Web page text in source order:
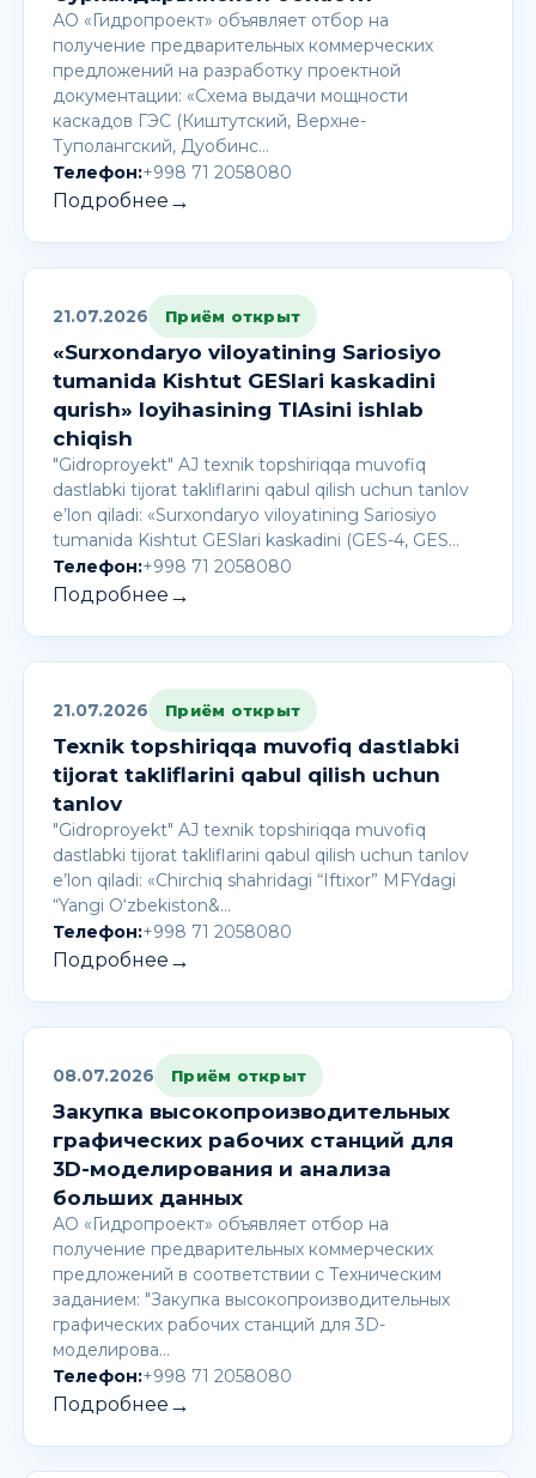
АО «Гидропроект» объявляет отбор на
получение предварительных коммерческих
предложений на разработку проектной
документации: «Схема выдачи мощности
каскадов ГЭС (Киштутский, Верхне-
Туполангский, Дуобинс…
Телефон:+998 71 2058080
Подробнее →
21.07.2026 Приём открыт
«Surxondaryo viloyatining Sariosiyo
tumanida Kishtut GESlari kaskadini
qurish» loyihasining TIAsini ishlab
chiqish
"Gidroproyekt" AJ texnik topshiriqqa muvofiq
dastlabki tijorat takliflarini qabul qilish uchun tanlov
e’lon qiladi: «Surxondaryo viloyatining Sariosiyo
tumanida Kishtut GESlari kaskadini (GES-4, GES…
Телефон:+998 71 2058080
Подробнее →
21.07.2026 Приём открыт
Texnik topshiriqqa muvofiq dastlabki
tijorat takliflarini qabul qilish uchun
tanlov
"Gidroproyekt" AJ texnik topshiriqqa muvofiq
dastlabki tijorat takliflarini qabul qilish uchun tanlov
e’lon qiladi: «Chirchiq shahridagi “Iftixor” MFYdagi
“Yangi O‘zbekiston&…
Телефон:+998 71 2058080
Подробнее →
08.07.2026 Приём открыт
Закупка высокопроизводительных
графических рабочих станций для
3D-моделирования и анализа
больших данных
АО «Гидропроект» объявляет отбор на
получение предварительных коммерческих
предложений в соответствии с Техническим
заданием: "Закупка высокопроизводительных
графических рабочих станций для 3D-
моделирова…
Телефон:+998 71 2058080
Подробнее →